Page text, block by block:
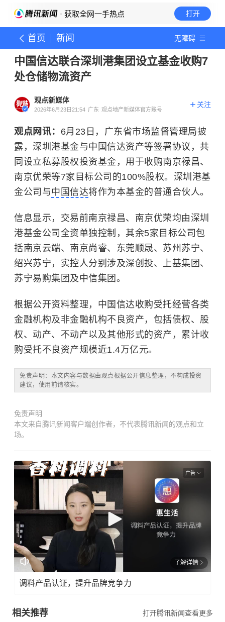
· 获取全网一手热点 打开
首页 新闻 无障碍
中国信达联合深圳港集团设立基金收购7
处仓储物流资产
观点新媒体
2026年6月23日21:54 广东 观点地产新媒体官方账号
关注
观点网讯： 6月23日，广东省市场监督管理局披
露，深圳港基金与中国信达资产等签署协议，共
同设立私募股权投资基金，用于收购南京禄昌、
南京优荣等7家目标公司的100%股权。深圳港基
金公司与中国信达将作为本基金的普通合伙人。
信息显示，交易前南京禄昌、南京优荣均由深圳
港基金公司全资单独控制，其余5家目标公司包
括南京云端、南京尚睿、东莞顺晟、苏州苏宁、
绍兴苏宁，实控人分别涉及深创投、上基集团、
苏宁易购集团及中信集团。
根据公开资料整理，中国信达收购受托经营各类
金融机构及非金融机构不良资产，包括债权、股
权、动产、不动产以及其他形式的资产，累计收
购受托不良资产规模近1.4万亿元。
免责声明：本文内容与数据由观点根据公开信息整理，不构成投资
建议，使用前请核实。
免责声明
本文来自腾讯新闻客户端创作者，不代表腾讯新闻的观点和立
场。
广告
了解详情
调料产品认证，提升品牌竞争力
相关推荐 打开腾讯新闻查看更多